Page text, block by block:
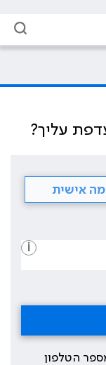
עליך?
אישית
i
הטלפון